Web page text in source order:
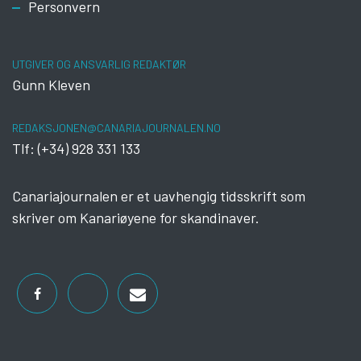
Personvern
UTGIVER OG ANSVARLIG REDAKTØR
Gunn Kleven
REDAKSJONEN@CANARIAJOURNALEN.NO
Tlf: (+34) 928 331 133
Canariajournalen er et uavhengig tidsskrift som
skriver om Kanariøyene for skandinaver.